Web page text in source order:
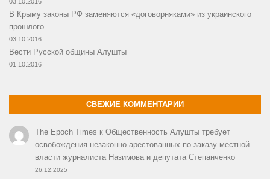
В Крыму законы РФ заменяются «договорняками» из украинского
прошлого
03.10.2016
Вести Русской общины Алушты
01.10.2016
СВЕЖИЕ КОММЕНТАРИИ
The Epoch Times к Общественность Алушты требует
освобождения незаконно арестованных по заказу местной
власти журналиста Назимова и депутата Степанченко
26.12.2025